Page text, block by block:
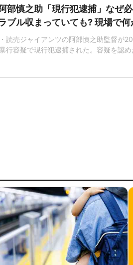
部慎之助「現行犯逮捕」なぜ
ブル収まっていても? 現場で何
読売ジャイアンツの阿部慎之助監督が
行容疑で現行犯逮捕された。容疑を認
そして同日、監督辞任を申し入れ、球団
一連の逮捕劇に対しては、SNSを中心に